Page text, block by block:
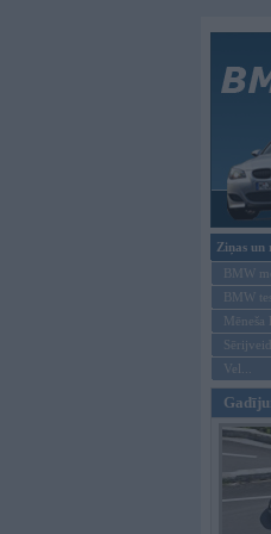
Ziņas un
BMW
BMW
Mēneša
Vel...